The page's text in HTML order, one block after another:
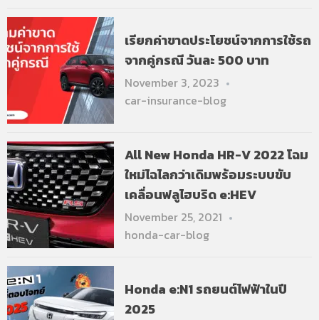
เรียกค่าขาดประโยชน์จากการใช้รถ
จากคู่กรณี วันละ 500 บาท
November 3, 2023
car-insurance-blog
All New Honda HR-V 2022 โฉม
ใหม่ไฉไลกว่าเดิมพร้อมระบบขับ
เคลื่อนฟลูไฮบริด e:HEV
November 25, 2021
honda-car-blog
Honda e:N1 รถยนต์ไฟฟ้าในปี
2025